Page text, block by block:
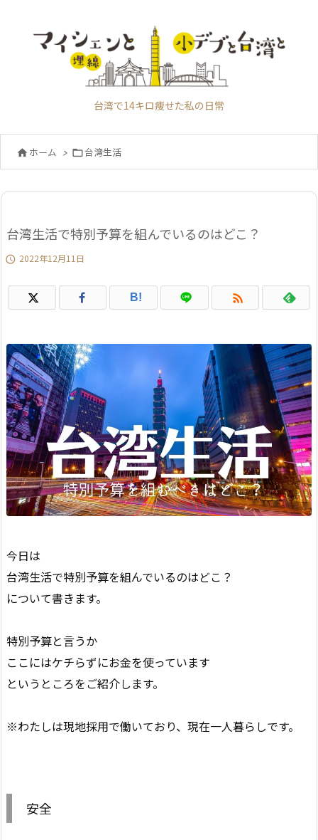
台湾で14キロ痩せた私の日常
 ホーム > 台湾生活
台湾生活で特別予算を組んでいるのはどこ？
 2022年12月11日
B! 
今日は
台湾生活で特別予算を組んでいるのはどこ？
について書きます。
特別予算と言うか
ここにはケチらずにお金を使っています
というところをご紹介します。
※わたしは現地採用で働いており、現在一人暮らしです。
安全